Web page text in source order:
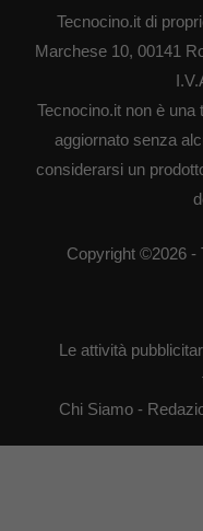
Tecnocino.it di
Marchese 10, 00141
Tecnocino.it non è
aggiornato senza
considerarsi un
Copyright ©2026 -
Le attività
Chi Siamo-